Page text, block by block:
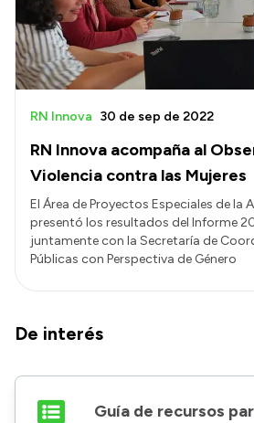
RN Innova acompaña al
Violencia contra las Mujeres
RN Innova 30 de sep de 2022
El Área de Proyectos Especiales de la
presentó los resultados del Informe
juntamente con la Secretaría de
Públicas con Perspectiva de Género
De interés
Guía de recursos